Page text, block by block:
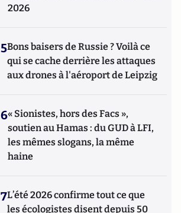
2026
5Bons baisers de Russie ? Voilà ce
qui se cache derrière les attaques
aux drones à l'aéroport de Leipzig
6« Sionistes, hors des Facs »,
soutien au Hamas : du GUD à LFI,
les mêmes slogans, la même
haine
7L’été 2026 confirme tout ce que
les écologistes disent depuis 50